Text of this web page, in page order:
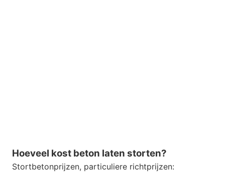
Hoeveel kost beton laten storten?
Stortbetonprijzen, particuliere richtprijzen: